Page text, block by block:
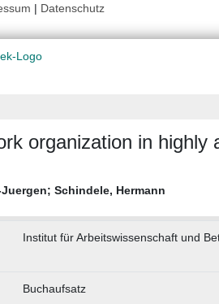
| Datenschutz
organization in highly
; Schindele, Hermann
Institut für Arbeitswissenschaft und
Buchaufsatz